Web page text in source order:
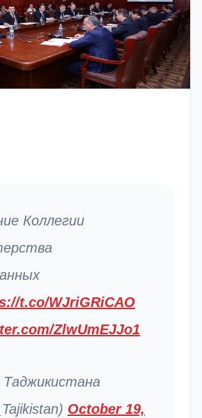
Коллегии
t.co/WJriGRiCAO
ZlwUmEJJo1
October 19,